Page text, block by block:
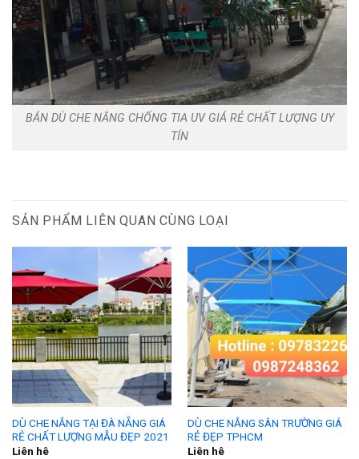
BÁN DÙ CHE NẮNG CHỐNG TIA UV GIÁ RẺ CHẤT LƯỢNG UY
TÍN
SẢN PHẨM LIÊN QUAN CÙNG LOẠI
DÙ CHE NẮNG TẠI ĐÀ NẴNG GIÁ
RẺ CHẤT LƯỢNG MẪU ĐẸP 2021
Liên hê
DÙ CHE NẮNG SÂN TRƯỜNG GIÁ
RẺ ĐẸP TPHCM
Liên hê